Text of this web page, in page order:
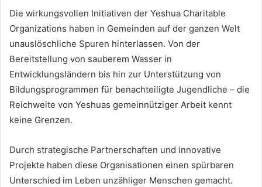
Die wirkungsvollen Initiativen der Yeshua Charitable
Organizations haben in Gemeinden auf der ganzen Welt
unauslöschliche Spuren hinterlassen. Von der
Bereitstellung von sauberem Wasser in
Entwicklungsländern bis hin zur Unterstützung von
Bildungsprogrammen für benachteiligte Jugendliche – die
Reichweite von Yeshuas gemeinnütziger Arbeit kennt
keine Grenzen.
Durch strategische Partnerschaften und innovative
Projekte haben diese Organisationen einen spürbaren
Unterschied im Leben unzähliger Menschen gemacht.